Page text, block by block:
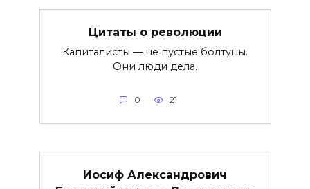
Цитаты о революции
Капиталисты — не пустые болтуны.
Они люди дела.
0 21
Иосиф Александрович